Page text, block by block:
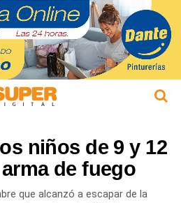
niños de 9 y 12
de fuego
que alcanzó a escapar de la